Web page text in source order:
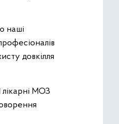
наші
довкілля
лікарні МОЗ